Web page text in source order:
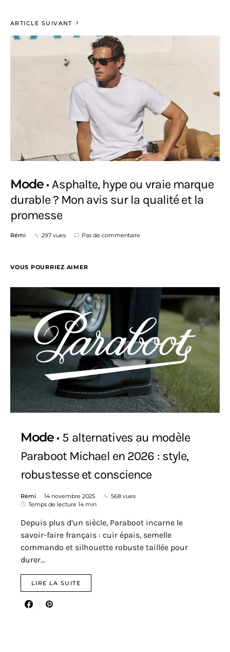
ARTICLE SUIVANT
Mode Asphalte, hype ou vraie marque
durable ? Mon avis sur la qualité et la
promesse
Rémi 297 vues Pas de commentaire
VOUS POURRIEZ AIMER
Mode
5 alternatives au modèle
Paraboot Michael en 2026 : style,
robustesse et conscience
Rémi 14 novembre 2025
568 vues
Temps de lecture 14 min
Depuis plus d’un siècle, Paraboot incarne le
savoir-faire français : cuir épais, semelle
commando et silhouette robuste taillée pour
durer...
LIRE LA SUITE